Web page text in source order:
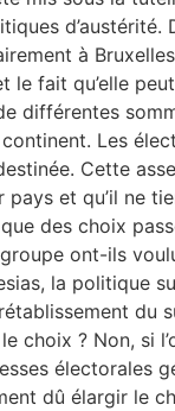
à
le fait qu’elle
différentes
Les
Cette
et qu’il ne
des choix
ont-ils
la politique
du
choix ? Non, si
électorales
dû élargir le